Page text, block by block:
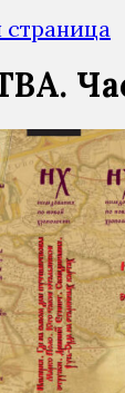
страница